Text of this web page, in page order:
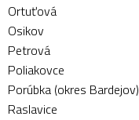
Ortuťová
Osikov
Petrová
Poliakovce
Porúbka (okres Bardejov)
Raslavice